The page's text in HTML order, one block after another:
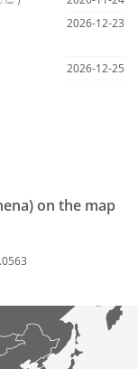
2026-12-23
2026-12-25
on the map